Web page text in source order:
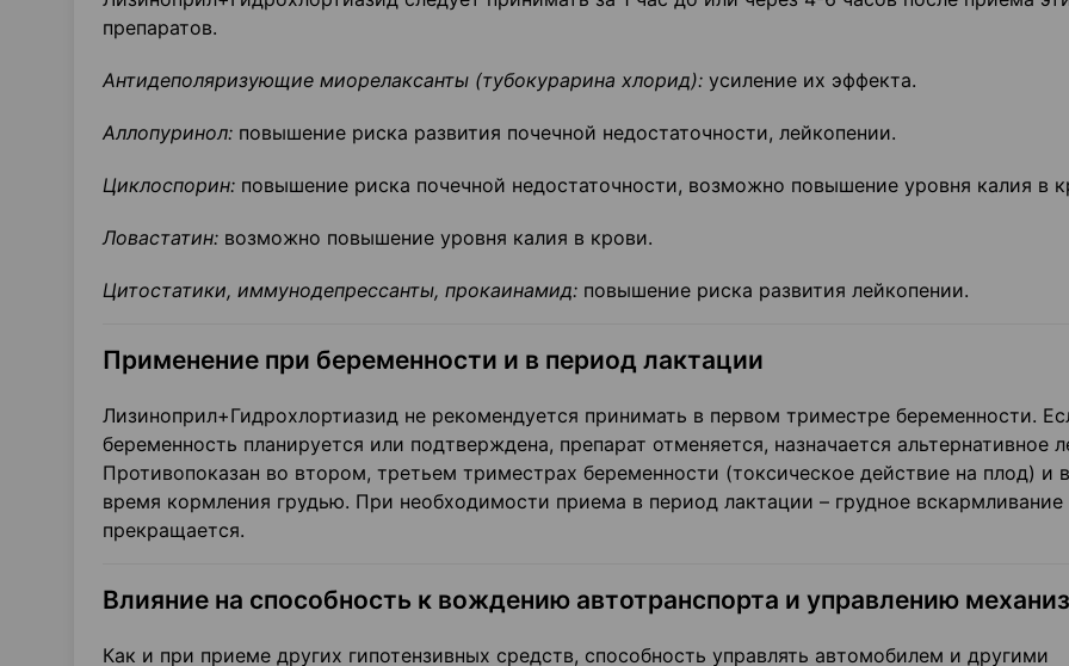
препаратов.
Антидеполяризующие миорелаксанты (тубокурарина хлорид): усиление их эффекта.
Аллопуринол: повышение риска развития почечной недостаточности, лейкопении.
Циклоспорин: повышение риска почечной недостаточности, возможно повышение уровня калия в
Ловастатин: возможно повышение уровня калия в крови.
Цитостатики, иммунодепрессанты, прокаинамид: повышение риска развития лейкопении.
Применение при беременности и в период лактации
Лизиноприл+Гидрохлортиазид не рекомендуется принимать в первом триместре беременности.
беременность планируется или подтверждена, препарат отменяется, назначается альтернативное
Противопоказан во втором, третьем триместрах беременности (токсическое действие на плод) и
время кормления грудью. При необходимости приема в период лактации – грудное вскармливание
прекращается.
Влияние на способность к вождению автотранспорта и управлению
Как и при приеме других гипотензивных средств, способность управлять автомобилем и другими